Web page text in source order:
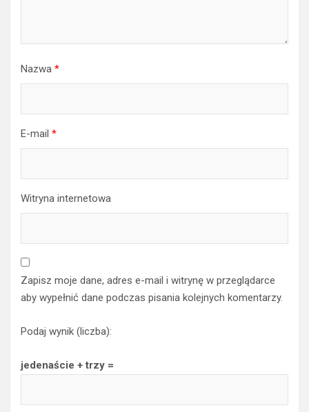
Nazwa *
E-mail *
Witryna internetowa
Zapisz moje dane, adres e-mail i witrynę w przeglądarce
aby wypełnić dane podczas pisania kolejnych komentarzy.
Podaj wynik (liczba):
jedenaście + trzy =